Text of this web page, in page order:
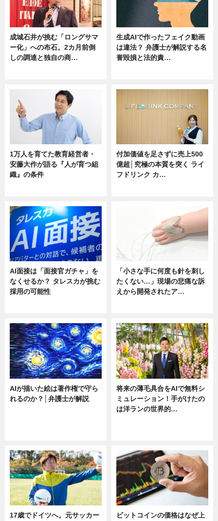
成城石井が挑む「ロングサマ
ー化」への布石。2カ月前倒
しの調達と独自の商…
生成AIで作ったフェイク動画
は違法？ 弁護士が解説する名
誉毀損と法的責…
1万人を育てた教育経営者・
安藤大作が語る『人が育つ組
織』の条件
付加価値を足さずに売上500
億超│究極の本質を突く ライ
フドリンク カ…
AI面接は「面接官ガチャ」を
なくせるか？ タレスカが挑む
採用の可能性
「小さな手に何度も針を刺し
たくない…」現場の悲痛な訴
えから開発されたア…
AIが描いた絵は著作権で守ら
れるのか？│弁護士が解説
将来の薄毛具合をAIで無料シ
ミュレーション！手がけたの
は洋ランの世界的…
17歳でドイツへ。元サッカー
ビットコインの価格はなぜ上